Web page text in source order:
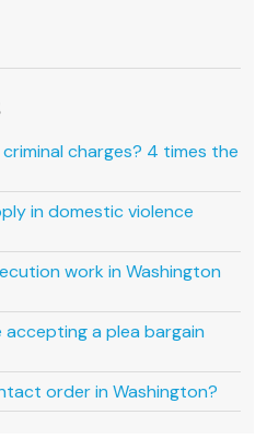
charges? 4 times the
in domestic violence
work in Washington
a plea bargain
order in Washington?